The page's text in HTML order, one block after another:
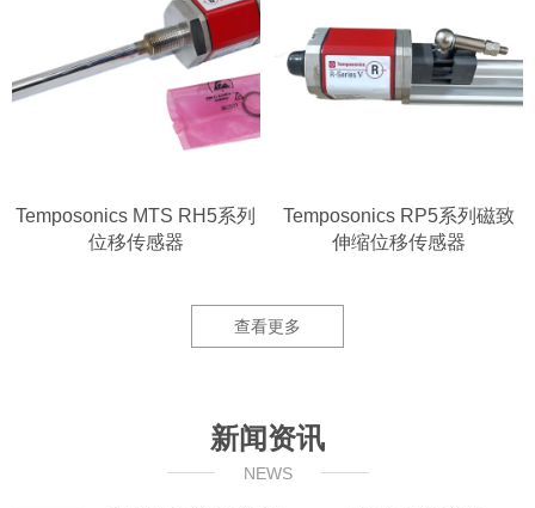
Temposonics MTS RH5系列
位移传感器
Temposonics RP5系列磁致
伸缩位移传感器
查看更多
新闻资讯
NEWS